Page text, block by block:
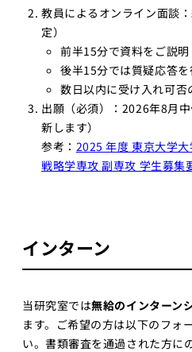
教員によるオンライン面談
定）
前半15分で資料をご説明
後半15分では質疑応答を
数日以内に受け入れ可否
出願（必須）：2026年8月
新します）
参考： 2025 年度 東京大学
戦略学専攻 副専攻 学生募集
インターン
当研究室では無給のインターン
ます。ご希望の方は以下のフォ
い。書類審査を通過された方に